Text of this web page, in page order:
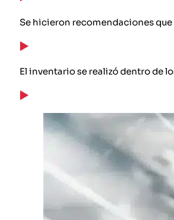
Se hicieron recomendaciones
El inventario se realizó dentro de